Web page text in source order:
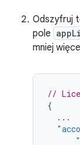
Odszyfruj
pole
mniej
//
{
...